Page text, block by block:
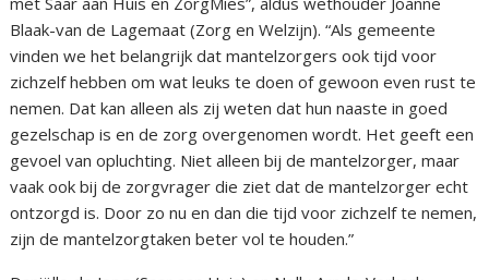
Blaak-van de Lagemaat (Zorg en Welzijn). “Als gemeente
vinden we het belangrijk dat mantelzorgers ook tijd voor
zichzelf hebben om wat leuks te doen of gewoon even rust te
nemen. Dat kan alleen als zij weten dat hun naaste in goed
gezelschap is en de zorg overgenomen wordt. Het geeft een
gevoel van opluchting. Niet alleen bij de mantelzorger, maar
vaak ook bij de zorgvrager die ziet dat de mantelzorger echt
ontzorgd is. Door zo nu en dan die tijd voor zichzelf te nemen,
zijn de mantelzorgtaken beter vol te houden.”